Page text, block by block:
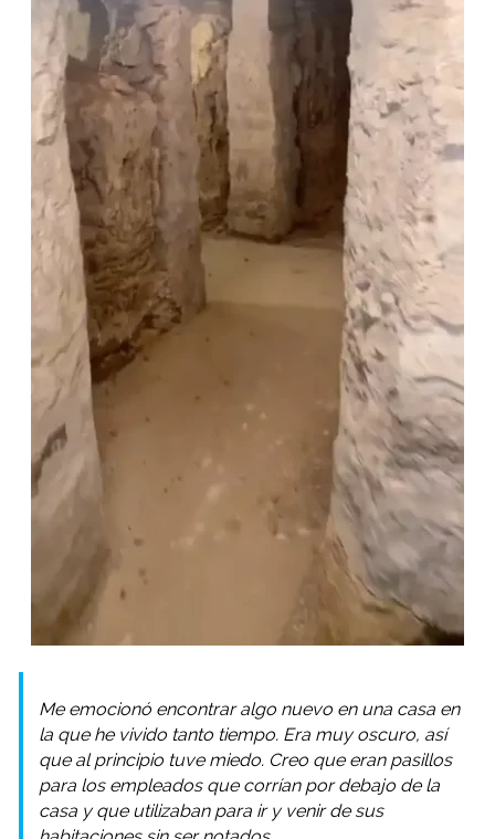
Me emocionó encontrar algo nuevo en una casa en
la que he vivido tanto tiempo. Era muy oscuro, así
que al principio tuve miedo. Creo que eran pasillos
para los empleados que corrían por debajo de la
casa y que utilizaban para ir y venir de sus